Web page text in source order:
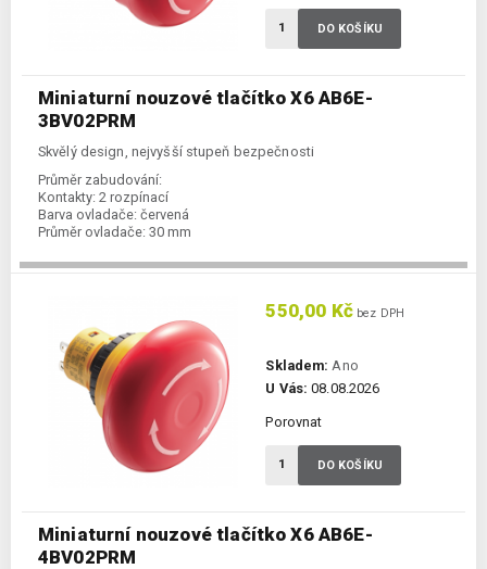
Miniaturní nouzové tlačítko X6 AB6E-
3BV02PRM
Skvělý design, nejvyšší stupeň bezpečnosti
Průměr zabudování:
Kontakty: 2 rozpínací
Barva ovladače: červená
Průměr ovladače: 30 mm
DO KOŠÍKU
Miniaturní nouzové tlačítko X6 AB6E-
4BV02PRM
550,00 Kč bez DPH
Skladem: Ano
U Vás: 08.08.2026
Porovnat
DO KOŠÍKU